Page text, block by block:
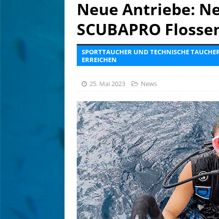
[ 6. August 2026 ]
Tief
Kein
AUSRÜSTUNG
Neue Antriebe:
SCUBAPRO
SPORTTAUCHER UND TECHNISCHE
ERREICHEN
25. Mai 2023 News